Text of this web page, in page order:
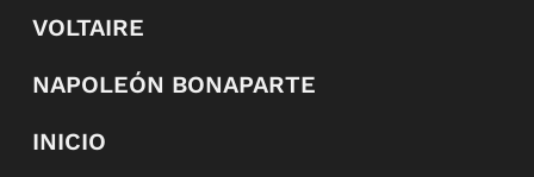
VOLTAIRE
NAPOLEÓN BONAPARTE
INICIO